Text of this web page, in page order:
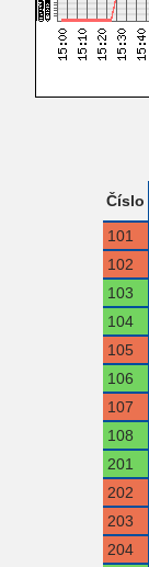
Číslo
101
102
103
104
105
106
107
108
201
202
203
204